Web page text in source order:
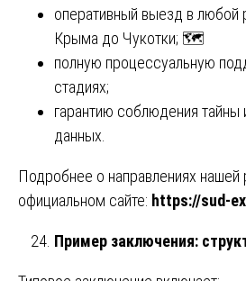
оперативный выезд в любой
Крыма до Чукотки; 🗺️
полную процессуальную
стадиях;
гарантию соблюдения тайны
данных.
Подробнее о направлениях нашей
официальном сайте: https://sud-
Пример заключения: